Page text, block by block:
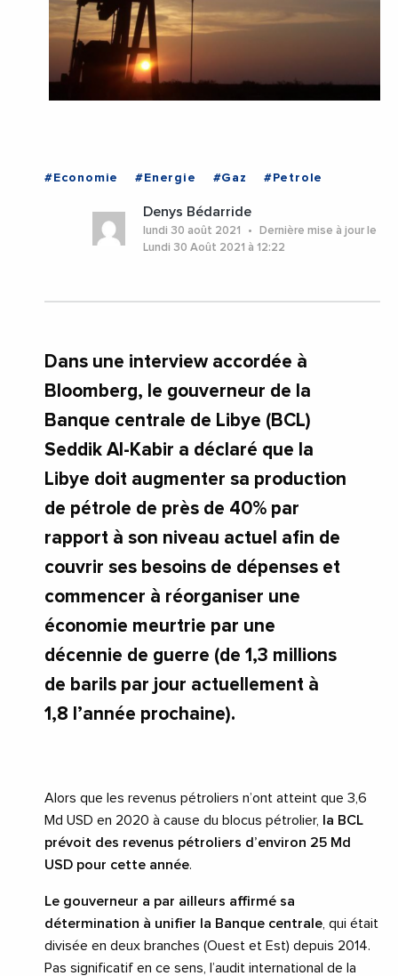
#Economie #Energie #Gaz #Petrole
Denys Bédarride
lundi 30 août 2021
Dernière mise à jour le
Lundi 30 Août 2021 à 12:22
Dans une interview accordée à
Bloomberg, le gouverneur de la
Banque centrale de Libye (BCL)
Seddik Al-Kabir a déclaré que la
Libye doit augmenter sa production
de pétrole de près de 40% par
rapport à son niveau actuel afin de
couvrir ses besoins de dépenses et
commencer à réorganiser une
économie meurtrie par une
décennie de guerre (de 1,3 millions
de barils par jour actuellement à
1,8 l’année prochaine).
Alors que les revenus pétroliers n’ont atteint que 3,6
Md USD en 2020 à cause du blocus pétrolier,
la BCL
prévoit des revenus pétroliers d’environ 25 Md
USD pour cette année.
Le gouverneur a par ailleurs affirmé sa
détermination à unifier la Banque centrale , qui était
divisée en deux branches (Ouest et Est) depuis 2014.
Pas significatif en ce sens, l’audit international de la